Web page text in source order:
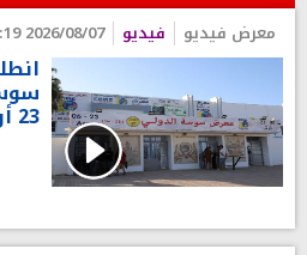
معرض فيديو فيديو 2026/08/07 20:19
23 أوت 2026